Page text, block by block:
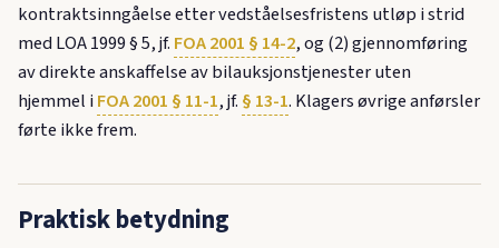
kontraktsinngåelse etter vedståelsesfristens utløp i strid
med LOA 1999 § 5, jf. FOA 2001 § 14-2, og (2) gjennomføring
av direkte anskaffelse av bilauksjonstjenester uten
hjemmel iFOA 2001 § 11-1, jf. § 13-1. Klagers øvrige anførsler
førte ikke frem.
Praktisk betydning